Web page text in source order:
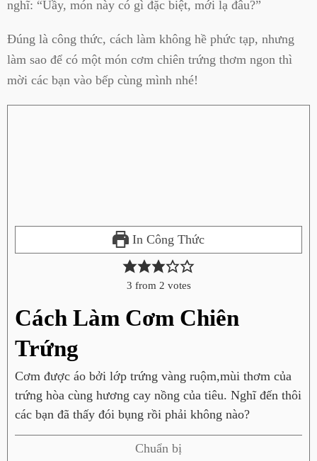
nghĩ: “Uầy, món này có gì đặc biệt, mới lạ đâu?”
Đúng là công thức, cách làm không hề phức tạp, nhưng
làm sao để có một món cơm chiên trứng thơm ngon thì
mời các bạn vào bếp cùng mình nhé!
In Công Thức
3 from 2 votes
Cách Làm Cơm Chiên
Trứng
Cơm được áo bởi lớp trứng vàng ruộm,mùi thơm của
trứng hòa cùng hương cay nồng của tiêu. Nghĩ đến thôi
các bạn đã thấy đói bụng rồi phải không nào?
Chuẩn bị